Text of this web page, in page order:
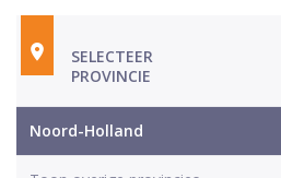
SELECTEER
PROVINCIE
Noord-Holland